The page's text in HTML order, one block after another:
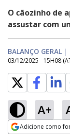
O cãozinho de
assustar com
BALANÇO GERAL |
03/12/2025 - 15H08
A+
Adicione como
Ativar
Loaded:
10.50%